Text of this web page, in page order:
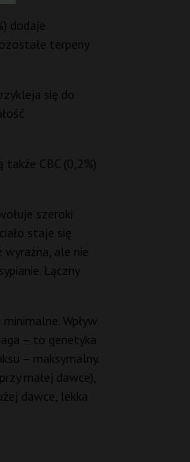
dodaje
terpeny
się do
CBC (0,2%)
szeroki
staje się
ale nie
Łączny
Wpływ
– to genetyka
– maksymalny.
małej dawce),
dawce, lekka